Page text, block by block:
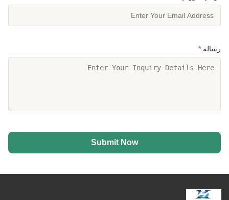
رسالة *
Submit Now